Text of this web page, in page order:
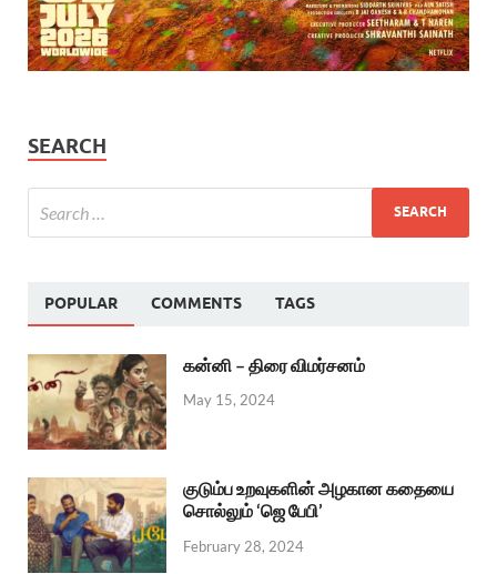
SEARCH
POPULAR COMMENTS TAGS
கன்னி – திரை விமர்சனம்
May 15, 2024
குடும்ப உறவுகளின் அழகான கதையை
சொல்லும் ‘ஜெ பேபி’
February 28, 2024